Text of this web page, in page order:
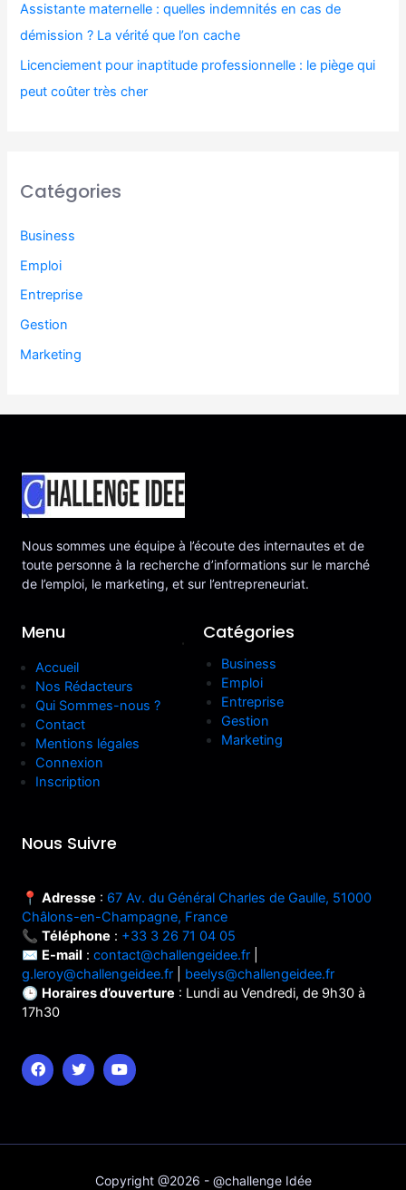
Assistante maternelle : quelles indemnités en cas de
démission ? La vérité que l’on cache
Licenciement pour inaptitude professionnelle : le piège qui
peut coûter très cher
Catégories
Business
Emploi
Entreprise
Gestion
Marketing
Nous sommes une équipe à l’écoute des internautes et de
toute personne à la recherche d’informations sur le marché
de l’emploi, le marketing, et sur l’entrepreneuriat.
Menu
Accueil
Nos Rédacteurs
Qui Sommes-nous ?
Contact
Mentions légales
Connexion
Inscription
Catégories
.
Business
Emploi
Entreprise
Gestion
Marketing
Nous Suivre
📍 Adresse : 67 Av. du Général Charles de Gaulle, 51000
Châlons-en-Champagne, France
📞 Téléphone : +33 3 26 71 04 05
✉️ E-mail : contact@challengeidee.fr
g.leroy@challengeidee.fr
beelys@challengeidee.fr
🕒 Horaires d’ouverture : Lundi au Vendredi, de 9h30 à
17h30
Copyright @2026 - @challenge Idée